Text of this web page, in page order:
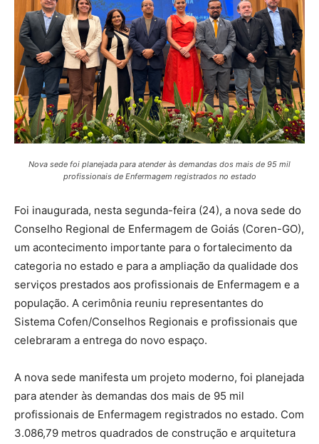
Nova sede foi planejada para atender às demandas dos mais de 95 mil
profissionais de Enfermagem registrados no estado
Foi inaugurada, nesta segunda-feira (24), a nova sede do
Conselho Regional de Enfermagem de Goiás (Coren-GO),
um acontecimento importante para o fortalecimento da
categoria no estado e para a ampliação da qualidade dos
serviços prestados aos profissionais de Enfermagem e a
população. A cerimônia reuniu representantes do
Sistema Cofen/Conselhos Regionais e profissionais que
celebraram a entrega do novo espaço.
A nova sede manifesta um projeto moderno, foi planejada
para atender às demandas dos mais de 95 mil
profissionais de Enfermagem registrados no estado. Com
3.086,79 metros quadrados de construção e arquitetura